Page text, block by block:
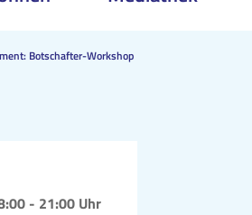
Botschafter-Workshop
- 21:00 Uhr